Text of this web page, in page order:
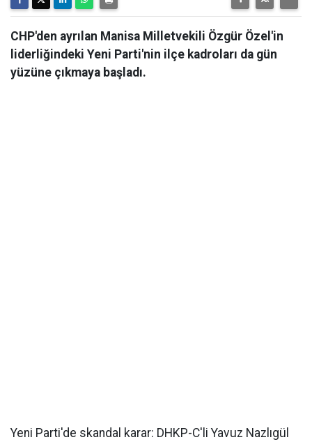
CHP'den ayrılan Manisa Milletvekili Özgür Özel'in
liderliğindeki Yeni Parti'nin ilçe kadroları da gün
yüzüne çıkmaya başladı.
Yeni Parti'de skandal karar: DHKP-C'li Yavuz Nazlıgül